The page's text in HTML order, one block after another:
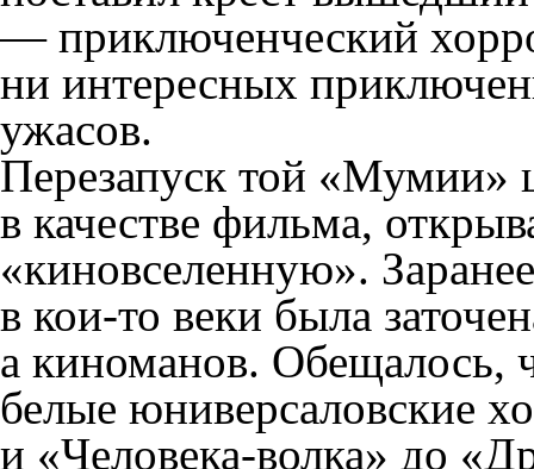
— приключенческий
ни интересных
ужасов.
Перезапуск той «Мумии»
в качестве фильма,
«киновселенную».
в кои-то веки была
а киноманов. Обещалось,
белые юниверсаловские
и «Человека-волка» до